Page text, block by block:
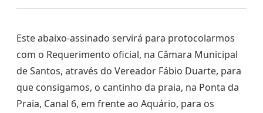
Este abaixo-assinado servirá para protocolarmos
com o Requerimento oficial, na Câmara Municipal
de Santos, através do Vereador Fábio Duarte, para
que consigamos, o cantinho da praia, na Ponta da
Praia, Canal 6, em frente ao Aquário, para os